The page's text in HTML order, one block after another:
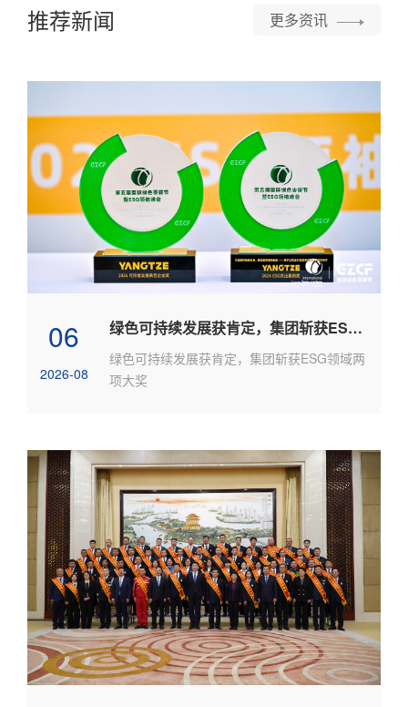
推荐新闻 更多资讯
06
2026-08
绿色可持续发展获肯定，集团斩获ESG领域两项大奖
绿色可持续发展获肯定，集团斩获ESG领域两
项大奖